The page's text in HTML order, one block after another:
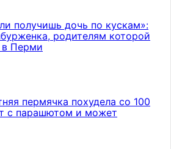
получишь дочь по кускам»:
родителям которой
в Перми
пермячка похудела со 100
с парашютом и может